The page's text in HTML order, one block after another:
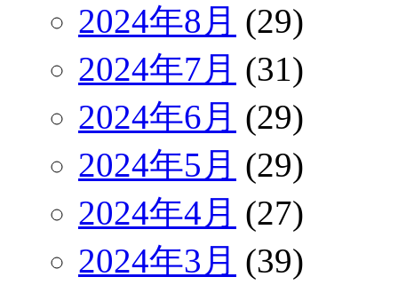
2024年8月 (29)
2024年7月 (31)
2024年6月 (29)
2024年5月 (29)
2024年4月 (27)
2024年3月 (39)